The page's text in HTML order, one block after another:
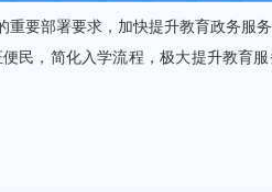
重要部署要求，加快提升教育政务
民，简化入学流程，极大提升教育